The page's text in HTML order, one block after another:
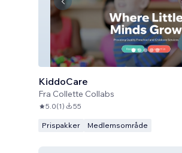
KiddoCare
Fra Collette Collabs
5.0(1) 55
Prispakker Medlemsområde